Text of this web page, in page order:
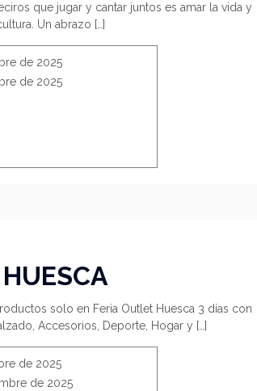
que jugar y cantar juntos es amar la vida y
Un abrazo […]
de 2025
de 2025
solo en Feria Outlet Huesca 3 días con
Accesorios, Deporte, Hogar y […]
de 2025
de 2025